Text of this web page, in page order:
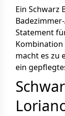
Ein Schwarz
Statement
macht es zu
ein